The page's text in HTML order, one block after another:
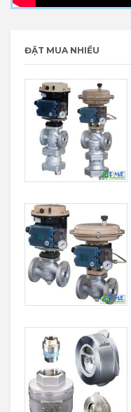
ĐẶT MUA NHIỀU